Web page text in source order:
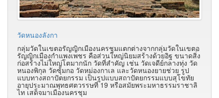
วัดหนองลังกา
กลุ่มวัดในเขตอรัญญิกเมืองนครชุมแตกต่างจากกลุ่มวัดในเขตอ
รัญญิกเมืองกำแพงเพชร คือส่วนใหญ่นิยมสร้างด้วยอิฐ ขนาดสิ่ง
ก่อสร้างไม่ใหญ่โตมากนัก วัดที่สำคัญ เช่น วัดเจดีย์กลางทุ่ง วัด
หนองพิกุล วัดซุ้มกอ วัดหม่องกาเล และวัดหนองยายช่วย รูป
แบบทางสถาปัตยกรรม เป็นรูปแบบสถาปัตยกรรมแบบสุโขทัย
อายุประมาณพุทธศตวรรษที่ 19 หรือสมัยพระมหาธรรมราชาลิ
ไท เสด็จมาเมืองนครชุม